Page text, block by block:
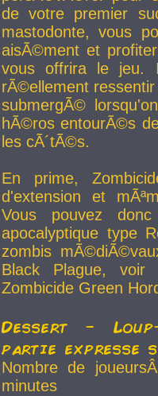
de votre premier
mastodonte, vous
aisÃ©ment et
vous offrira le jeu.
rÃ©ellement
submergÃ©
hÃ©ros entourÃ©s
les cÃ´tÃ©s.
En prime,
d'extension et
Vous pouvez
apocalyptique type
zombis
Black Plague,
Zombicide Green
Dessert -
partie expresse
Nombre de
minutes